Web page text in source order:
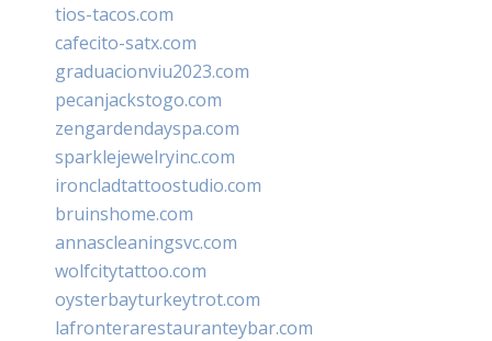
tios-tacos.com
cafecito-satx.com
graduacionviu2023.com
pecanjackstogo.com
zengardendayspa.com
sparklejewelryinc.com
ironcladtattoostudio.com
bruinshome.com
annascleaningsvc.com
wolfcitytattoo.com
oysterbayturkeytrot.com
lafronterarestauranteybar.com